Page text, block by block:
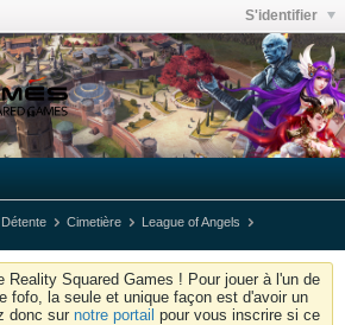
S'identifier
Cimetière
League of Angels
Reality Squared Games ! Pour jouer à l'un de
fofo, la seule et unique façon est d'avoir un
donc sur notre portail pour vous inscrire si ce